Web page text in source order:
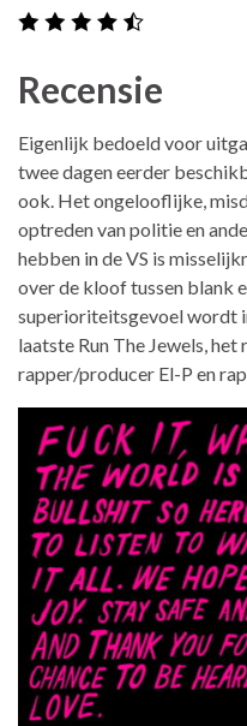
Recensie
Eigenlijk bedoeld voor
twee dagen eerder
ook. Het ongelooflijke,
optreden van politie en
hebben in de VS is
over de kloof tussen blank
superioriteitsgevoel wordt
laatste Run The Jewels,
rapper/producer El-P en